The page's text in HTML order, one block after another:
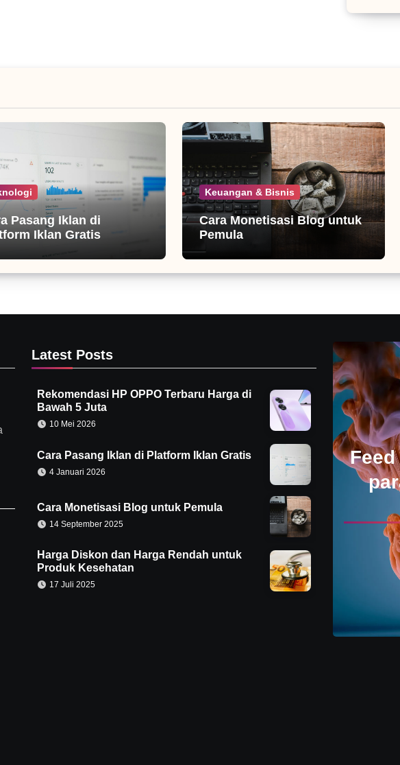
Pasang Iklan di
Iklan Gratis
Keuangan & Bisnis
Cara Monetisasi Blog untuk
Pemula
Latest Posts
Rekomendasi HP OPPO Terbaru Harga di
Bawah 5 Juta
10 Mei 2026
Cara Pasang Iklan di Platform Iklan Gratis
4 Januari 2026
Cara Monetisasi Blog untuk Pemula
14 September 2025
Harga Diskon dan Harga Rendah untuk
Produk Kesehatan
17 Juli 2025